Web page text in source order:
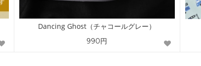
Dancing Ghost（チャコールグレー）
990円